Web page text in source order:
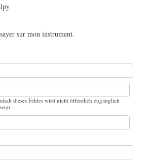
sur mon instrument.
dieses Feldes wird nicht öffentlich zugänglich